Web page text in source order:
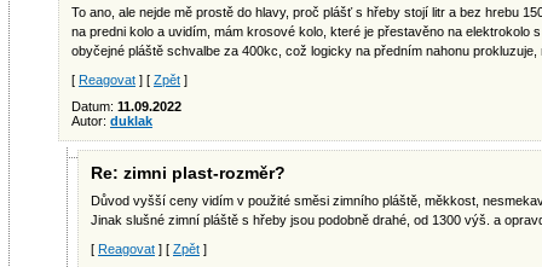
To ano, ale nejde mě prostě do hlavy, proč plášť s hřeby stojí litr a bez hrebu
na predni kolo a uvidím, mám krosové kolo, které je přestavěno na elektrokolo
obyčejné pláště schvalbe za 400kc, což logicky na předním nahonu
[ Reagovat ] [ Zpět ]
Datum: 11.09.2022
Autor: duklak
Re: zimni plast-rozměr?
Důvod vyšší ceny vidím v použité směsi zimního pláště, měkkost,
Jinak slušné zimní pláště s hřeby jsou podobně drahé, od 1300 výš. a
[ Reagovat ] [ Zpět ]